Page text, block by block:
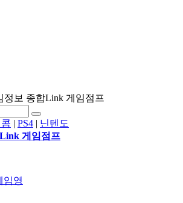
정보 종합Link 게임점프
| PS4 | 닌텐도
게임점프
임영